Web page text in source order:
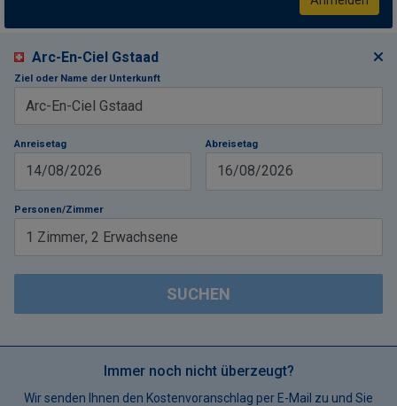
Arc-En-Ciel Gstaad
Ziel oder Name der Unterkunft
Anreisetag
14/08/2026
Abreisetag
16/08/2026
Personen/Zimmer
1 Zimmer, 2 Erwachsene
SUCHEN
Immer noch nicht überzeugt?
Wir senden Ihnen den Kostenvoranschlag per E-Mail zu und Sie